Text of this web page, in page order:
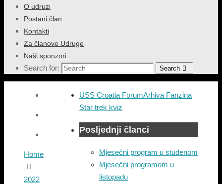
O udruzi
Postani član
Kontakti
Za članove Udruge
Naši sponzori
Search for: Search
Home
2022
USS Croatia ForumArhiva Fanzina
Star trek kviz
Posljednji članci
Mjesečni program u studenom
Mjesečni programom u
listopadu